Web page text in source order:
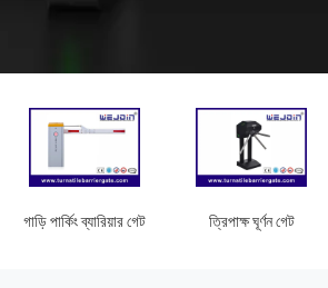
গাড়ি পার্কিং ব্যারিয়ার গেট ত্রিপাক্ষ ঘূর্ণন গেট